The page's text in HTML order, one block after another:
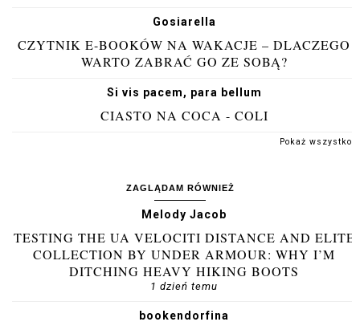
Gosiarella
CZYTNIK E-BOOKÓW NA WAKACJE – DLACZEGO
WARTO ZABRAĆ GO ZE SOBĄ?
Si vis pacem, para bellum
CIASTO NA COCA - COLI
Pokaż wszystko
ZAGLĄDAM RÓWNIEŻ
Melody Jacob
TESTING THE UA VELOCITI DISTANCE AND ELITE
COLLECTION BY UNDER ARMOUR: WHY I’M
DITCHING HEAVY HIKING BOOTS
1 dzień temu
bookendorfina